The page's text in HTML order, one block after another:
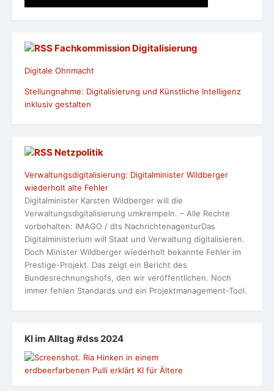
Fachkommission Digitalisierung
Digitale Ohnmacht
Stellungnahme: Digitalisierung und Künstliche Intelligenz
inklusiv gestalten
Netzpolitik
Verwaltungsdigitalisierung: Digitalminister Wildberger
wiederholt alte Fehler
Digitalminister Karsten Wildberger will die
Verwaltungsdigitalisierung umkrempeln. – Alle Rechte
vorbehalten: IMAGO / dts NachrichtenagenturDas
Digitalministerium will Staat und Verwaltung digitalisieren.
Doch Minister Wildberger wiederholt bekannte Fehler im
Prestige-Projekt. Das zeigt ein Bericht des
Bundesrechnungshofs, den wir veröffentlichen. Noch
immer fehlen Standards und ein Projektmanagement-Tool.
KI im Alltag #dss 2024